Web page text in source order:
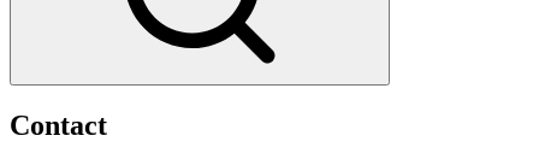
Contact